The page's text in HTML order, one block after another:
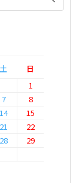
土
日
1
7
8
14
15
21
22
28
29